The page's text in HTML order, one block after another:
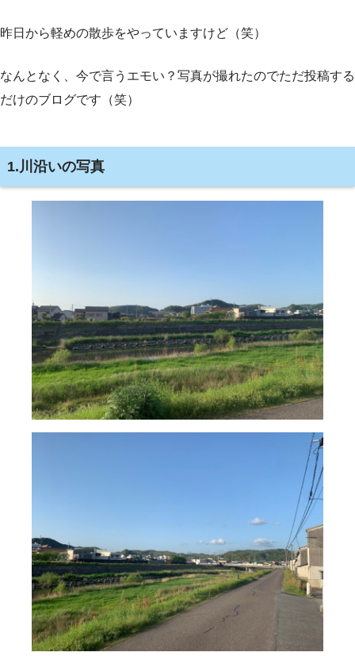
昨日から軽めの散歩をやっていますけど（笑）
なんとなく、今で言うエモい？写真が撮れたのでただ投稿する
だけのブログです（笑）
1.川沿いの写真